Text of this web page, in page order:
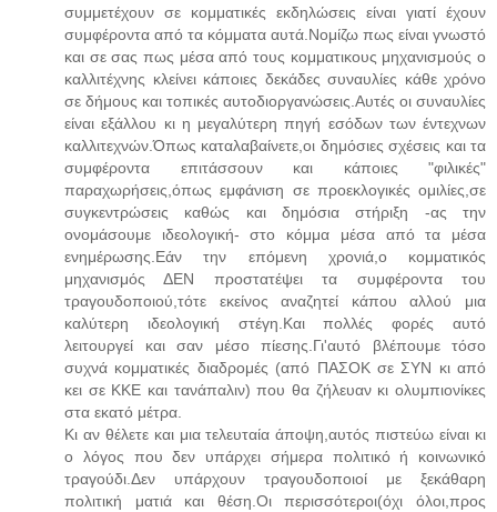
συμμετέχουν σε κομματικές εκδηλώσεις είναι γιατί έχουν
συμφέροντα από τα κόμματα αυτά.Νομίζω πως είναι γνωστό
και σε σας πως μέσα από τους κομματικους μηχανισμούς ο
καλλιτέχνης κλείνει κάποιες δεκάδες συναυλίες κάθε χρόνο
σε δήμους και τοπικές αυτοδιοργανώσεις.Αυτές οι συναυλίες
είναι εξάλλου κι η μεγαλύτερη πηγή εσόδων των έντεχνων
καλλιτεχνών.Όπως καταλαβαίνετε,οι δημόσιες σχέσεις και τα
συμφέροντα επιτάσσουν και κάποιες "φιλικές"
παραχωρήσεις,όπως εμφάνιση σε προεκλογικές ομιλίες,σε
συγκεντρώσεις καθώς και δημόσια στήριξη -ας την
ονομάσουμε ιδεολογική- στο κόμμα μέσα από τα μέσα
ενημέρωσης.Εάν την επόμενη χρονιά,ο κομματικός
μηχανισμός ΔΕΝ προστατέψει τα συμφέροντα του
τραγουδοποιού,τότε εκείνος αναζητεί κάπου αλλού μια
καλύτερη ιδεολογική στέγη.Και πολλές φορές αυτό
λειτουργεί και σαν μέσο πίεσης.Γι'αυτό βλέπουμε τόσο
συχνά κομματικές διαδρομές (από ΠΑΣΟΚ σε ΣΥΝ κι από
κει σε ΚΚΕ και τανάπαλιν) που θα ζήλευαν κι ολυμπιονίκες
στα εκατό μέτρα.
Κι αν θέλετε και μια τελευταία άποψη,αυτός πιστεύω είναι κι
ο λόγος που δεν υπάρχει σήμερα πολιτικό ή κοινωνικό
τραγούδι.Δεν υπάρχουν τραγουδοποιοί με ξεκάθαρη
πολιτική ματιά και θέση.Οι περισσότεροι(όχι όλοι,προς